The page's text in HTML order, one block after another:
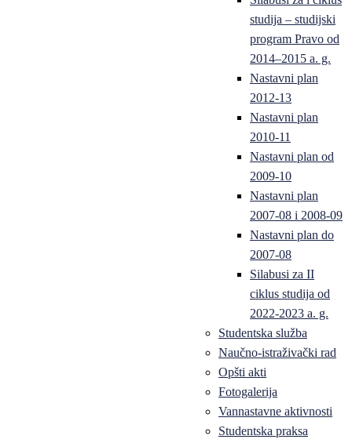
studija – studijski
program Pravo od
2014–2015 a. g.
Nastavni plan
2012-13
Nastavni plan
2010-11
Nastavni plan od
2009-10
Nastavni plan
2007-08 i 2008-09
Nastavni plan do
2007-08
Silabusi za II
ciklus studija od
2022-2023 a. g.
Studentska služba
Naučno-istraživački rad
Opšti akti
Fotogalerija
Vannastavne aktivnosti
Studentska praksa